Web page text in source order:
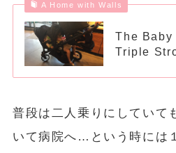
A Home with Walls
The
Triple
普段は二人乗りにしていて
いて病院へ…という時には